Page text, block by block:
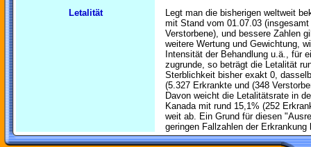
Letalität
Legt man die bisherigen weltweit
mit Stand vom 01.07.03
Verstorbene), und bessere Zahlen
weitere Wertung und Gewichtung,
Intensität der Behandlung u.ä., für
zugrunde, so beträgt die Letalität
Sterblichkeit bisher exakt 0,
(5.327 Erkrankte und (348
Davon weicht die Letalitätsrate in
Kanada mit rund 15,1% (252
weit ab. Ein Grund für diesen
geringen Fallzahlen der Erkrankung